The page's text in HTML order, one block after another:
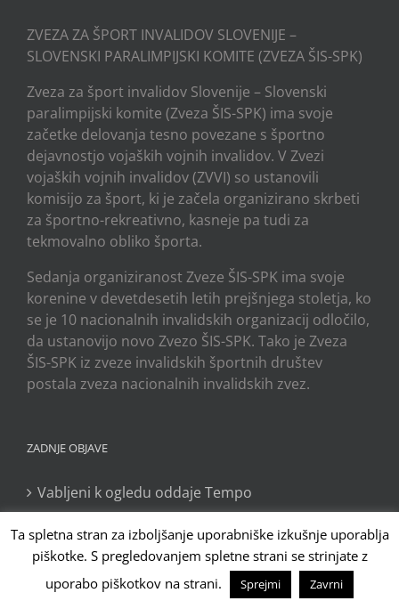
ZVEZA ZA ŠPORT INVALIDOV SLOVENIJE –
SLOVENSKI PARALIMPIJSKI KOMITE (ZVEZA ŠIS-SPK)
Zveza za šport invalidov Slovenije – Slovenski
paralimpijski komite (Zveza ŠIS-SPK) ima svoje
začetke delovanja tesno povezane s športno
dejavnostjo vojaških vojnih invalidov. V Zvezi
vojaških vojnih invalidov (ZVVI) so ustanovili
komisijo za šport, ki je začela organizirano skrbeti
za športno-rekreativno, kasneje pa tudi za
tekmovalno obliko športa.
Sedanja organiziranost Zveze ŠIS-SPK ima svoje
korenine v devetdesetih letih prejšnjega stoletja, ko
se je 10 nacionalnih invalidskih organizacij odločilo,
da ustanovijo novo Zvezo ŠIS-SPK. Tako je Zveza
ŠIS-SPK iz zveze invalidskih športnih društev
postala zveza nacionalnih invalidskih zvez.
ZADNJE OBJAVE
Vabljeni k ogledu oddaje Tempo
Bron slovenskih nogometašev v ZDA
Bron za slovenski par na turnirju v Kairu
Ta spletna stran za izboljšanje uporabniške izkušnje uporablja
piškotke. S pregledovanjem spletne strani se strinjate z
uporabo piškotkov na strani.
Sprejmi Zavrni